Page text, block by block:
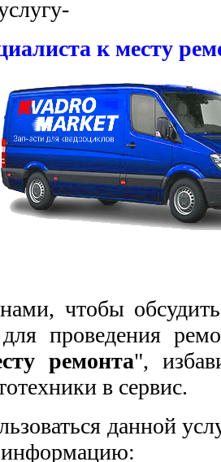
к месту
чтобы
для проведения
ремонта",
в сервис.
данной
информацию: